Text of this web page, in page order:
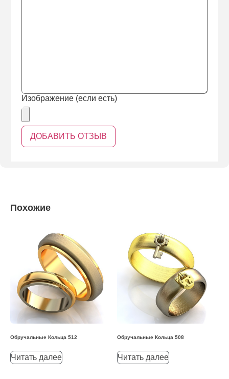
Изображение (если есть)
Похожие
Обручальные Кольца 512
Читать далее
Обручальные Кольца 508
Читать далее